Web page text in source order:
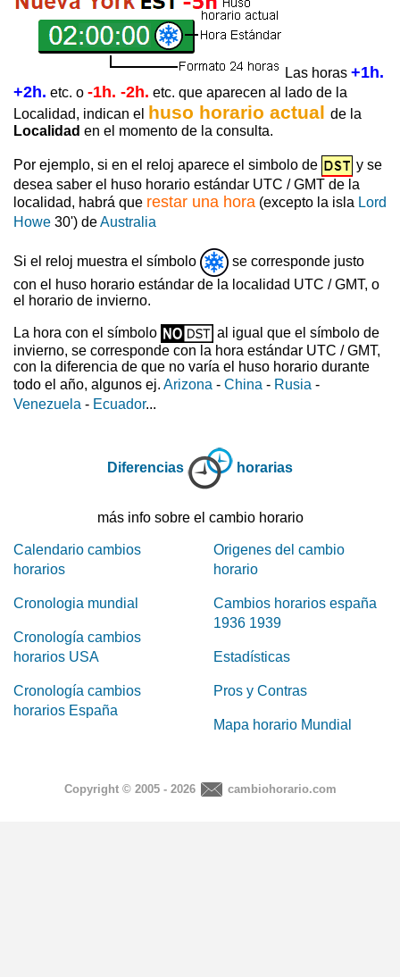
Las horas +1h.
+2h. etc. o -1h. -2h. etc. que aparecen al lado de la
Localidad, indican el huso horario actual de la
Localidad en el momento de la consulta.
Por ejemplo, si en el reloj aparece el simbolo de
y se
desea saber el huso horario estándar UTC / GMT de la
localidad, habrá que restar una hora (excepto la isla Lord
Howe 30') deAustralia
Si el reloj muestra el símbolo
se corresponde justo
con el huso horario estándar de la localidad UTC / GMT, o
el horario de invierno.
La hora con el símbolo
al igual que el símbolo de
invierno, se corresponde con la hora estándar UTC / GMT,
con la diferencia de que no varía el huso horario durante
todo el año, algunos ej. Arizona - China - Rusia -
Venezuela - Ecuador...
Diferencias horarias
más info sobre el cambio horario
Calendario cambios
horarios
Cronologia mundial
Cronología cambios
horarios USA
Cronología cambios
horarios España
Origenes del cambio
horario
Cambios horarios españa
1936 1939
Estadísticas
Pros y Contras
Mapa horario Mundial
Copyright © 2005 - 2026 cambiohorario.com